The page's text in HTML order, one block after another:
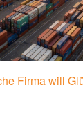
Firma will